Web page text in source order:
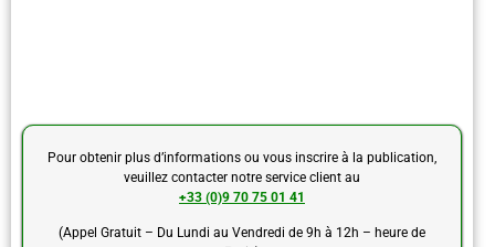
Pour obtenir plus d’informations ou vous inscrire à la publication,
veuillez contacter notre service client au
+33 (0)9 70 75 01 41
(Appel Gratuit – Du Lundi au Vendredi de 9h à 12h – heure de